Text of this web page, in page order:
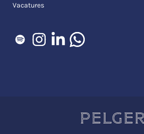
Vacatures